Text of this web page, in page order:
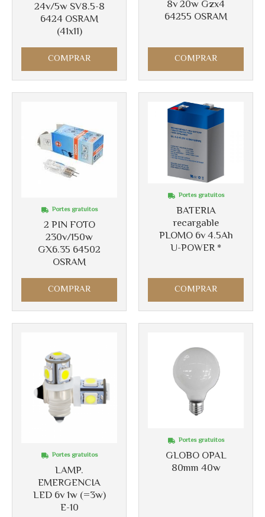
24v/5w SV8.5-8
6424 OSRAM
(41x11)
COMPRAR
8v 20w Gzx4
64255 OSRAM
COMPRAR
2 PIN FOTO
230v/150w
GX6.35 64502
OSRAM
Portes gratuitos
COMPRAR
BATERIA
recargable
PLOMO 6v 4.5Ah
U-POWER *
Portes gratuitos
COMPRAR
LAMP.
EMERGENCIA
LED 6v 1w (=3w)
E-10
Portes gratuitos
GLOBO OPAL
80mm 40w
Portes gratuitos
Más info
Más info